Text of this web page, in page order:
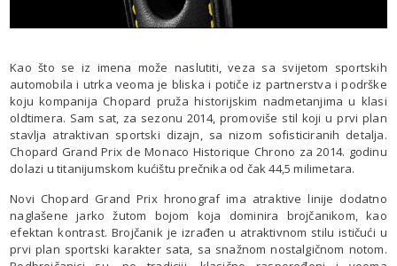
Kao što se iz imena može naslutiti, veza sa svijetom sportskih
automobila i utrka veoma je bliska i potiče iz partnerstva i podrške
koju kompanija Chopard pruža historijskim nadmetanjima u klasi
oldtimera. Sam sat, za sezonu 2014, promoviše stil koji u prvi plan
stavlja atraktivan sportski dizajn, sa nizom sofisticiranih detalja.
Chopard Grand Prix de Monaco Historique Chrono za 2014. godinu
dolazi u titanijumskom kućištu prečnika od čak 44,5 milimetara.
Novi Chopard Grand Prix hronograf ima atraktive linije dodatno
naglašene jarko žutom bojom koja dominira brojčanikom, kao
efektan kontrast. Brojčanik je izrađen u atraktivnom stilu ističući u
prvi plan sportski karakter sata, sa snažnom nostalgičnom notom.